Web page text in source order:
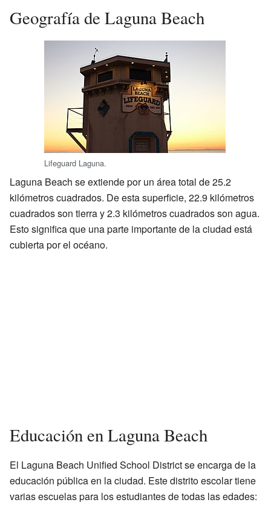
Geografía de Laguna Beach
Lifeguard Laguna.
Laguna Beach se extiende por un área total de 25.2
kilómetros cuadrados. De esta superficie, 22.9 kilómetros
cuadrados son tierra y 2.3 kilómetros cuadrados son agua.
Esto significa que una parte importante de la ciudad está
cubierta por el océano.
Educación en Laguna Beach
El Laguna Beach Unified School District se encarga de la
educación pública en la ciudad. Este distrito escolar tiene
varias escuelas para los estudiantes de todas las edades: